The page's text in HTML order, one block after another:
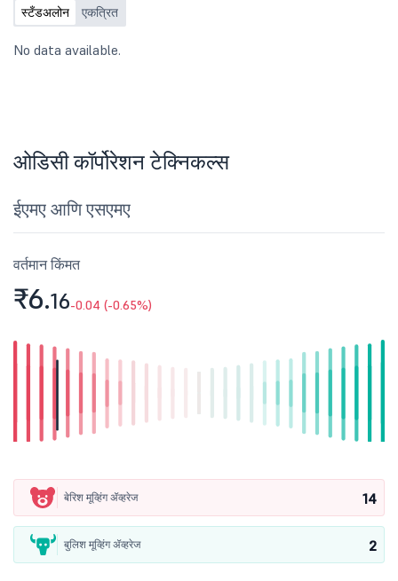
स्टँडअलोन एकत्रित
No data available.
ओडिसी कॉर्पोरेशन टेक्निकल्स
ईएमए आणि एसएमए
वर्तमान किंमत
₹6.16-0.04 (-0.65%)
बेरिश मूव्हिंग ॲव्हरेज 14
बुलिश मूव्हिंग ॲव्हरेज 2